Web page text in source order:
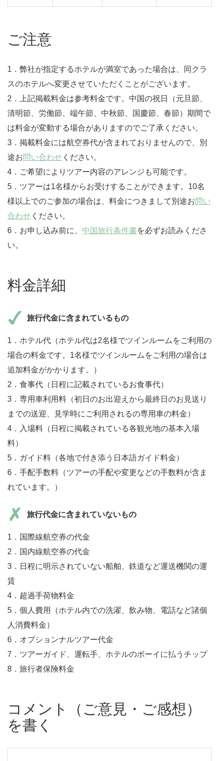
ご注意
1．弊社が指定するホテルが満室であった場合は、同クラ
スのホテルへ変更させていただくことがございます。
2．上記掲載料金は参考料金です。中国の祝日（元旦節、
清明節、労働節、端午節、中秋節、国慶節、春節）期間で
は料金が変動する場合がありますのでご了承ください。
3．掲載料金には航空券代が含まれておりませんので、別
途お問い合わせ ください。
4．ご希望によりツアー内容のアレンジも可能です。
5．ツアーは1名様からお受けすることができます。10名
様以上でのご参加の場合は、料金につきまして別途お問い
合わせ ください。
6．お申し込み前に、 中国旅行条件書を必ずお読みくださ
い。
料金詳細
旅行代金に含まれているもの
1．ホテル代（ホテル代は2名様でツインルームをご利用の
場合の料金です。1名様でツインルームをご利用の場合は
追加料金がかかります。）
2．食事代（日程に記載されているお食事代）
3．専用車利用料（初日のお出迎えから最終日のお見送り
までの送迎、見学時にご利用されるの専用車の料金）
4．入場料（日程に掲載されている各観光地の基本入場
料）
5．ガイド料（各地で付き添う日本語ガイド料金）
6．手配手数料（ツアーの手配や変更などの手数料が含ま
れています。）
旅行代金に含まれていないもの
1．国際線航空券の代金
2．国内線航空券の代金
3．日程に明示されていない船舶、鉄道など運送機関の運
賃
4．超過手荷物料金
5．個人費用（ホテル内での洗濯、飲み物、電話など諸個
人消費料金）
6．オプションナルツアー代金
7．ツアーガイド、運転手、ホテルのボーイに払うチップ
8．旅行者保険料金
コメント（ご意見・ご感想）
を書く